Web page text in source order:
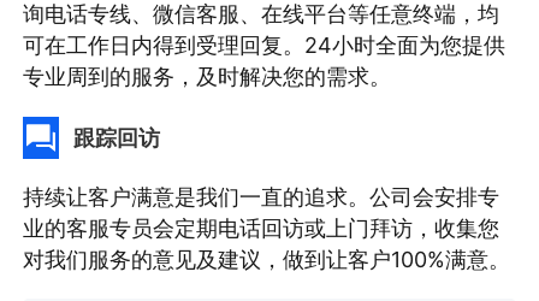
询电话专线、微信客服、在线平台等任意终端，均
可在工作日内得到受理回复。24小时全面为您提供
专业周到的服务，及时解决您的需求。
跟踪回访
持续让客户满意是我们一直的追求。公司会安排专
业的客服专员会定期电话回访或上门拜访，收集您
对我们服务的意见及建议，做到让客户100%满意。